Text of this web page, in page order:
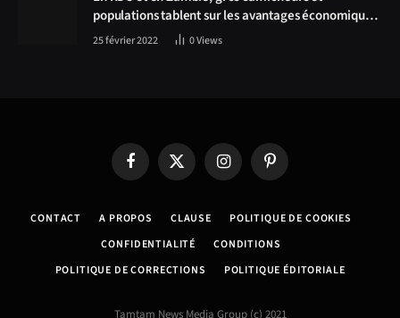
populations tablent sur les avantages économiques
de la route Kolwezi-Solwezi
25 février 2022 0Views
FacebookX
(Twitter)
InstagramPinterest
CONTACT A PROPOS CLAUSE
POLITIQUE DE COOKIES
CONFIDENTIALITÉ
CONDITIONS
POLITIQUE DE CORRECTIONS
POLITIQUE ÉDITORIALE
Tamtam News Media Group (c) 2021